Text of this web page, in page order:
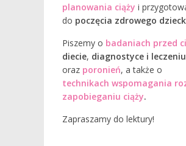
planowania ciąży i
do poczęcia zdrowego
Piszemy o badaniach przed
diecie, diagnostyce i leczeniu
oraz poronień, a także o
technikach wspomagania
zapobieganiu ciąży.
Zapraszamy do lektury!